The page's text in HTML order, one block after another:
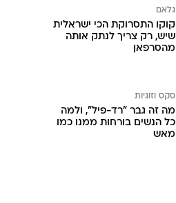
גלאם
קוקו התסרוקת הכי ישראלית
שיש, רק צריך לנתק אותה
מהסרפאן
סקס וזוגיות
מה זה גבר "רד-פיל", ולמה
כל הנשים בורחות ממנו כמו
מאש